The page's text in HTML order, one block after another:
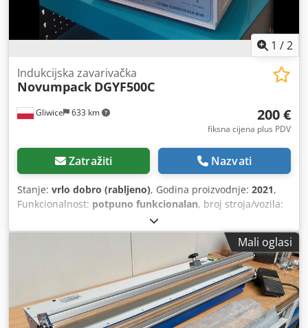
1 /2
Gliwice 633 km
Indukcijska zavarivačka
Novumpack DGYF500C
200 €
fiksna cijena plus PDV
Zatražiti Nazvati
Stanje: vrlo dobro (rabljeno), Godina proizvodnje: 2021,
Funkcionalnost: potpuno funkcionalan, broj stroja/vozila:
, ulazni napon:
Indukcijski aparat za zavarivanje poklopaca DGYF 500C
namijenjen je indukcijsko-elektromagnetskom lijepljenju
aluminijskih poklopaca ispod čepova boca. Glavne
značajke: • Za upotrebu na plastičnim ili staklenim
spremnicima. • Vrlo jednostavno upravljanje • Ručni uređaj
za male serije • Lako prenosiv, ne zahtijeva radni prostor •
Brzina pakiranja cca 20-40 kom/min (ovisno o operateru i
Mali oglasi